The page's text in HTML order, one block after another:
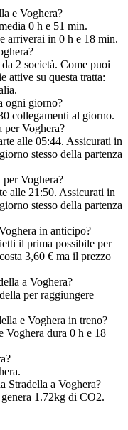
e Voghera?
0 h e 51 min.
arriverai in 0 h e 18 min.
2 società. Come puoi
attive su questa tratta:
ogni giorno?
collegamenti al giorno.
per Voghera?
alle 05:44. Assicurati in
stesso della partenza
Voghera?
alle 21:50. Assicurati in
stesso della partenza
in anticipo?
il prima possibile per
3,60 € ma il prezzo
a Voghera?
per raggiungere
e Voghera in treno?
Voghera dura 0 h e 18
Stradella a Voghera?
1.72kg di CO2.